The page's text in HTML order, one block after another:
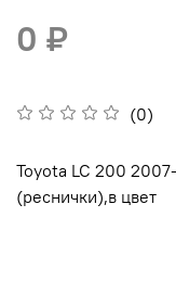
(0)
0 ₽
Toyota LC 200
(реснички),в цвет